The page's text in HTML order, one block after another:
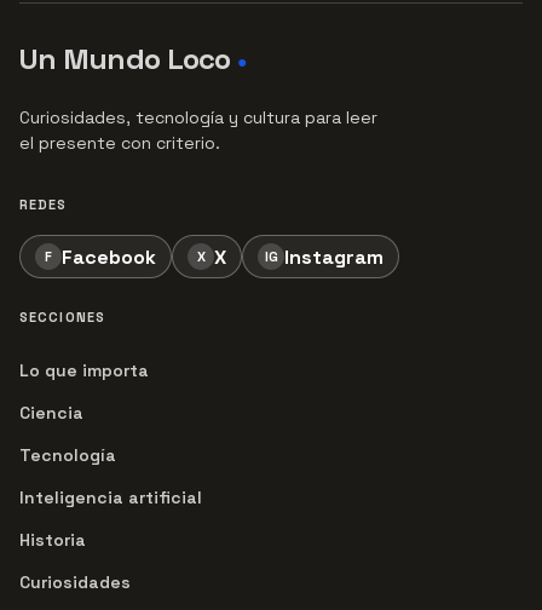
Un Mundo Loco ●
Curiosidades, tecnología y cultura para leer
el presente con criterio.
REDES
F Facebook X X IG Instagram
SECCIONES
Lo que importa
Ciencia
Tecnología
Inteligencia artificial
Historia
Curiosidades